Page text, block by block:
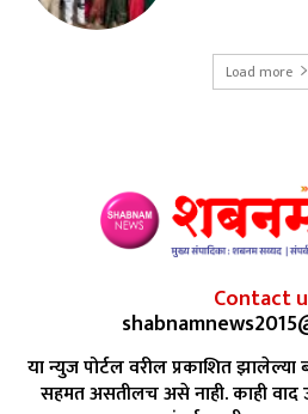
Load more
Contact
या न्युज पोर्टल वरील प्रकाशित
सहमत असतीलच असे नाही. काही वाद